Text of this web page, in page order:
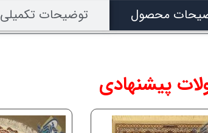
محصول توضیحات تکمیلی
پیشنهادی